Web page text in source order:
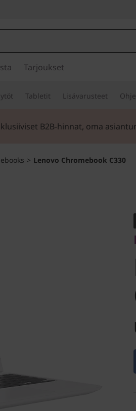
Tarjoukset
Tabletit Lisävarusteet
B2B-hinnat, oma
> Lenovo Chromebook C330